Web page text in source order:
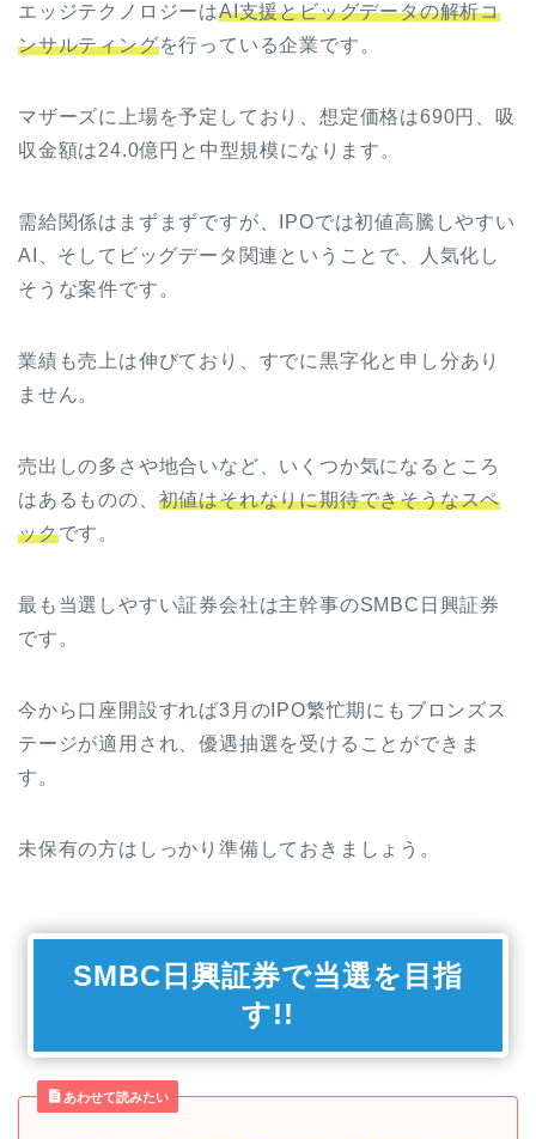
エッジテクノロジーはAI支援とビッグデータの解析コ
ンサルティングを行っている企業です。
マザーズに上場を予定しており、想定価格は690円、吸
収金額は24.0億円と中型規模になります。
需給関係はまずまずですが、IPOでは初値高騰しやすい
AI、そしてビッグデータ関連ということで、人気化し
そうな案件です。
業績も売上は伸びており、すでに黒字化と申し分あり
ません。
売出しの多さや地合いなど、いくつか気になるところ
はあるものの、 初値はそれなりに期待できそうなスペ
ックです。
最も当選しやすい証券会社は主幹事のSMBC日興証券
です。
今から口座開設すれば3月のIPO繁忙期にもブロンズス
テージが適用され、優遇抽選を受けることができま
す。
未保有の方はしっかり準備しておきましょう。
SMBC日興証券で当選を目指
す!!
あわせて読みたい